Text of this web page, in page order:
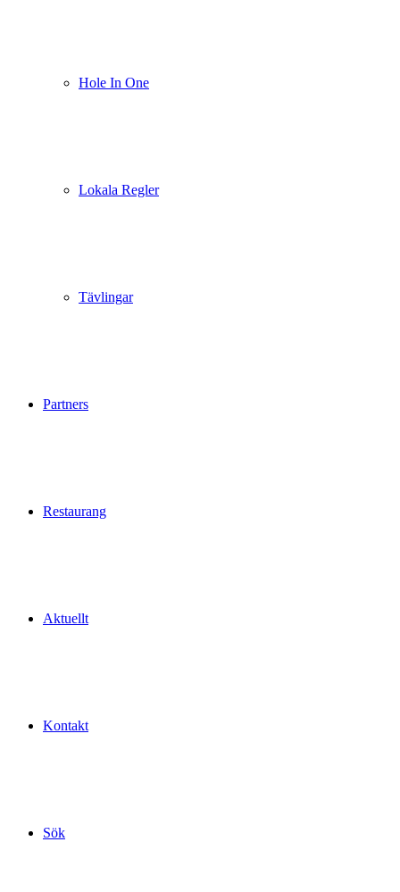
Hole In One
Lokala Regler
Tävlingar
Partners
Restaurang
Aktuellt
Kontakt
Sök